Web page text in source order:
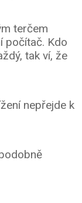
terčem
počítač. Kdo
tak ví, že
nepřejde k